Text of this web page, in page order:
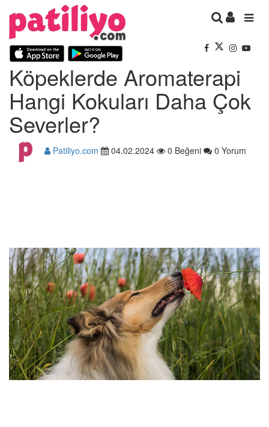
Köpeklerde Aromaterapi
Hangi Kokuları Daha Çok
Severler?
Patiliyo.com 04.02.2024 0 Beğeni 0 Yorum